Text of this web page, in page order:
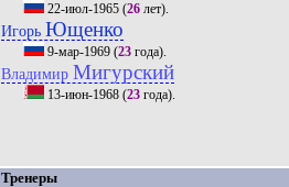
22-июл-1965(26лет).
Игорь Ющенко
9-мар-1969(23года).
Владимир Мигурский
13-июн-1968(23года).
Тренеры